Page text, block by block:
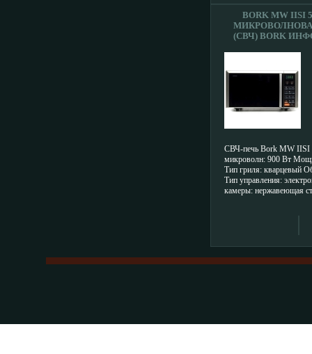
BORK MW IISI
(СВЧ) BORK
СВЧ-печь Bork MW IISI
микроволн: 900 Вт
Тип гриля: кварцевый
Тип управления:
камеры: нержавеющая
Функция сверхбыстрой
информации и может